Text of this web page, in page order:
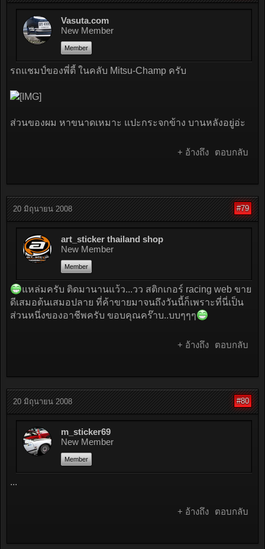
Vasuta.com
New Member
Member
รถแชมป์ของพี่ตี้ ในคลับ Mitsu-Champ ครับ
ส่วนของผม หาขนาดเหมาะ แปะกระจกข้าง บานหลังอยู่อ่ะ
+ อ้างถึง ตอบกลับ
20 มิถุนายน 2008 #79
art_sticker thailand shop
New Member
Member
แหล่มครับ ติดมานานแว้ว...วว สติกเกอร์ racing web ขาย
ดีเสมอต้นเสมอปลาย ที่ค้าขายมาจนถึงวันนี้ก็เพราะที่นี่เป็น
ส่วนหนึ่งของอาชีพครับ ขอบคุณคร๊าบ..บบๆๆๆ
+ อ้างถึง ตอบกลับ
20 มิถุนายน 2008 #80
m_sticker69
New Member
Member
...
+ อ้างถึง ตอบกลับ